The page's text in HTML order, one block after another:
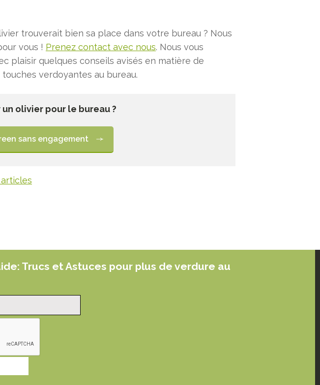
trouverait bien sa place dans votre bureau ? Nous
vous ! Prenez contact avec nous. Nous vous
plaisir quelques conseils avisés en matière de
touches verdoyantes au bureau.
olivier pour le bureau ?
sans engagement
Trucs et Astuces pour plus de verdure au